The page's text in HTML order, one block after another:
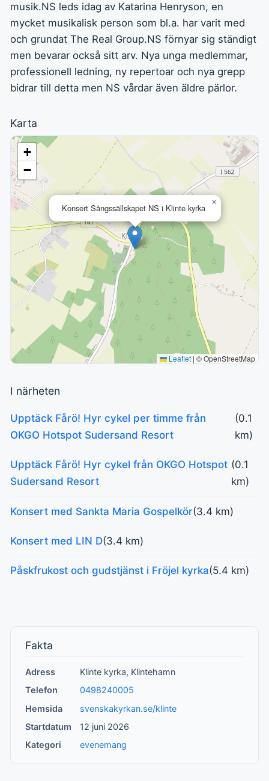
musik.NS leds idag av Katarina Henryson, en
mycket musikalisk person som bl.a. har varit med
och grundat The Real Group.NS förnyar sig ständigt
men bevarar också sitt arv. Nya unga medlemmar,
professionell ledning, ny repertoar och nya grepp
bidrar till detta men NS vårdar även äldre pärlor.
Karta
Konsert Sångssällskapet NS i Klinte kyrka
×
+
−
Leaflet | © OpenStreetMap
I närheten
Upptäck Fårö! Hyr cykel per timme från
OKGO Hotspot Sudersand Resort
(0.1
km)
Upptäck Fårö! Hyr cykel från OKGO Hotspot
Sudersand Resort
(0.1
km)
Konsert med Sankta Maria Gospelkör(3.4 km)
Konsert med LIN D(3.4 km)
Påskfrukost och gudstjänst i Fröjel kyrka(5.4 km)
Fakta
Adress
Klinte kyrka, Klintehamn
Telefon
0498240005
Hemsida
svenskakyrkan.se/klinte
Startdatum
12 juni 2026
Kategori
evenemang